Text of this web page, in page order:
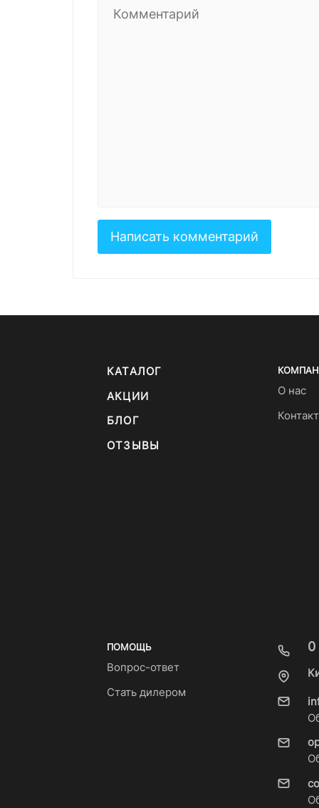
КАТАЛОГ
АКЦИИ
БЛОГ
ОТЗЫВЫ
О нас
ПОМОЩЬ
Вопрос-ответ
Стать дилером
0